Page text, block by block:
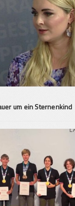
um ein Sternenkind